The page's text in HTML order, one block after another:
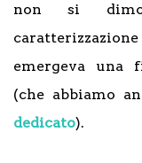
non si
emergeva una
(che abbiamo
dedicato).